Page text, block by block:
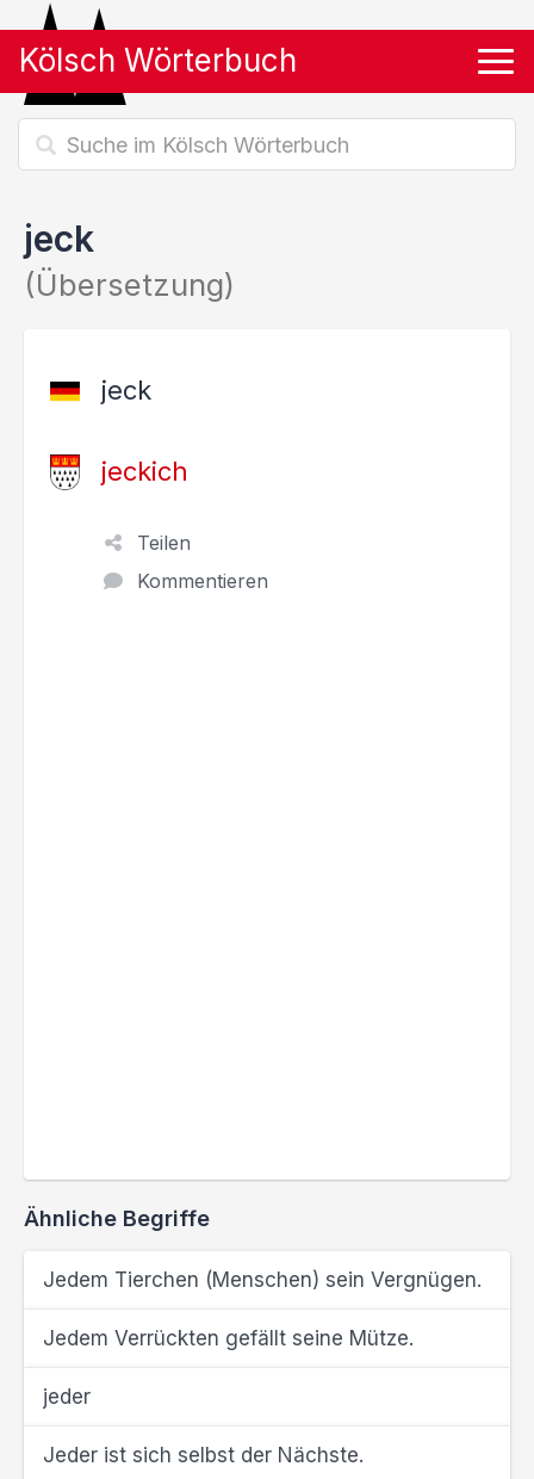
Kölsch Wörterbuch
jeck
(Übersetzung)
jeck
jeckich
Teilen
Kommentieren
Ähnliche Begriffe
Jedem Tierchen (Menschen) sein Vergnügen.
Jedem Verrückten gefällt seine Mütze.
jeder
Jeder ist sich selbst der Nächste.